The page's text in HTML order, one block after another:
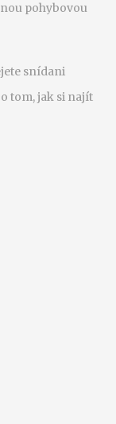
pohybovou
snídani
tom, jak si najít